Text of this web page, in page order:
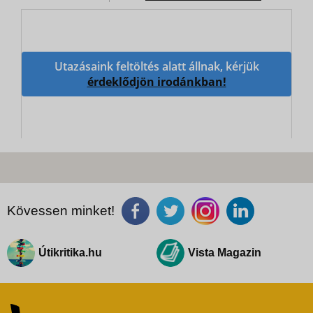
Utazásaink feltöltés alatt állnak, kérjük
érdeklődjön irodánkban!
Kövessen minket!
Útikritika.hu Vista Magazin